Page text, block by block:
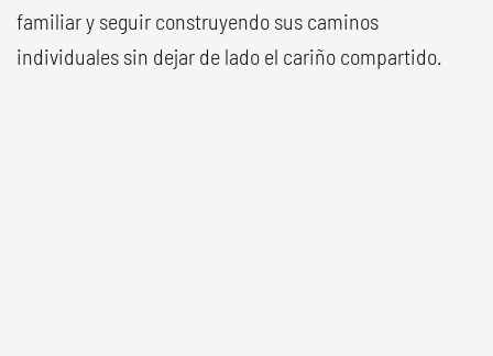
familiar y seguir construyendo sus caminos
individuales sin dejar de lado el cariño compartido.